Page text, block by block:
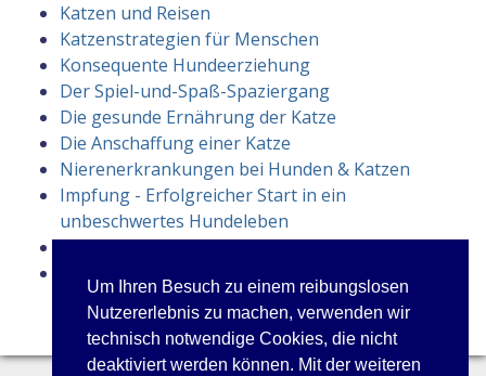
Um Ihren Besuch zu einem reibungslosen
Nutzererlebnis zu machen, verwenden wir
technisch notwendige Cookies, die nicht
deaktiviert werden können. Mit der weiteren
Katzen und Reisen
Katzenstrategien für Menschen
Konsequente Hundeerziehung
Der Spiel-und-Spaß-Spaziergang
Die gesunde Ernährung der Katze
Die Anschaffung einer Katze
Nierenerkrankungen bei Hunden & Katzen
Impfung - Erfolgreicher Start in ein
unbeschwertes Hundeleben
Heiße Tipps für kalte Schnauzen
Die Hunde-Vergiftungsversicherung